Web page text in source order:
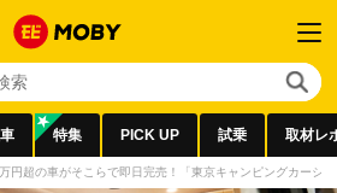
特集 PICK UP 試乗 取材レ
円超の車がそこらで即日完売！「東京キャンピングカーシ